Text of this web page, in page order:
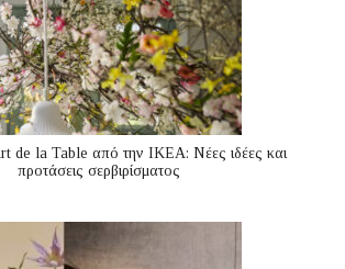
de la Table από την ΙΚΕΑ: Νέες ιδέες και
προτάσεις σερβιρίσματος